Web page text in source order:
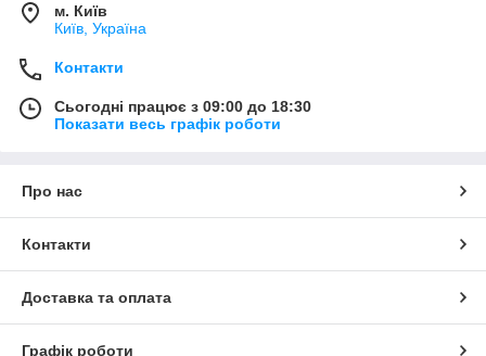
м. Київ
Київ, Україна
Контакти
Сьогодні працює з 09:00 до 18:30
Показати весь графік роботи
Про нас
Контакти
Доставка та оплата
Графік роботи